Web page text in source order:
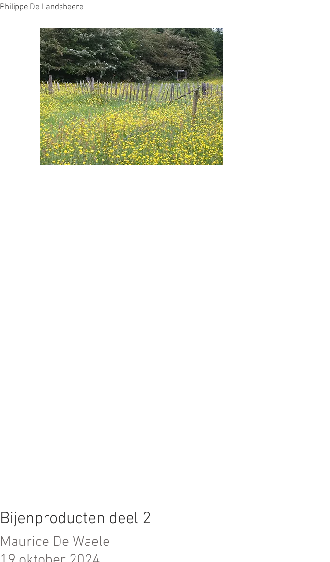
Philippe De Landsheere
Bijenproducten deel 2
Maurice De Waele